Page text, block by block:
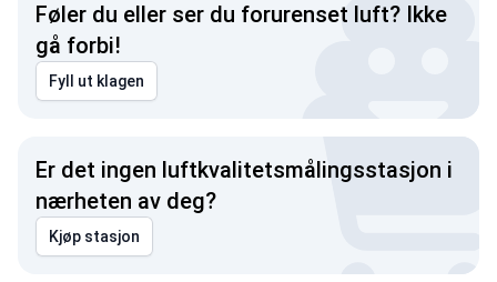
Føler du eller ser du forurenset luft? Ikke
gå forbi!
Fyll ut klagen
Er det ingen luftkvalitetsmålingsstasjon i
nærheten av deg?
Kjøp stasjon